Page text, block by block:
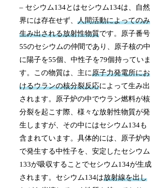
– セシウム134とはセシウム134は、自然
界には存在せず、人間活動によってのみ
生み出される放射性物質です。原子番号
55のセシウムの仲間であり、原子核の中
に陽子を55個、中性子を79個持っていま
す。この物質は、主に原子力発電所にお
けるウランの核分裂反応によって生み出
されます。原子炉の中でウラン燃料が核
分裂を起こす際、様々な放射性物質が発
生しますが、その中にはセシウム134も
含まれています。具体的には、原子炉内
で発生する中性子を、安定したセシウム
133が吸収することでセシウム134が生成
されます。セシウム134は放射線を出し